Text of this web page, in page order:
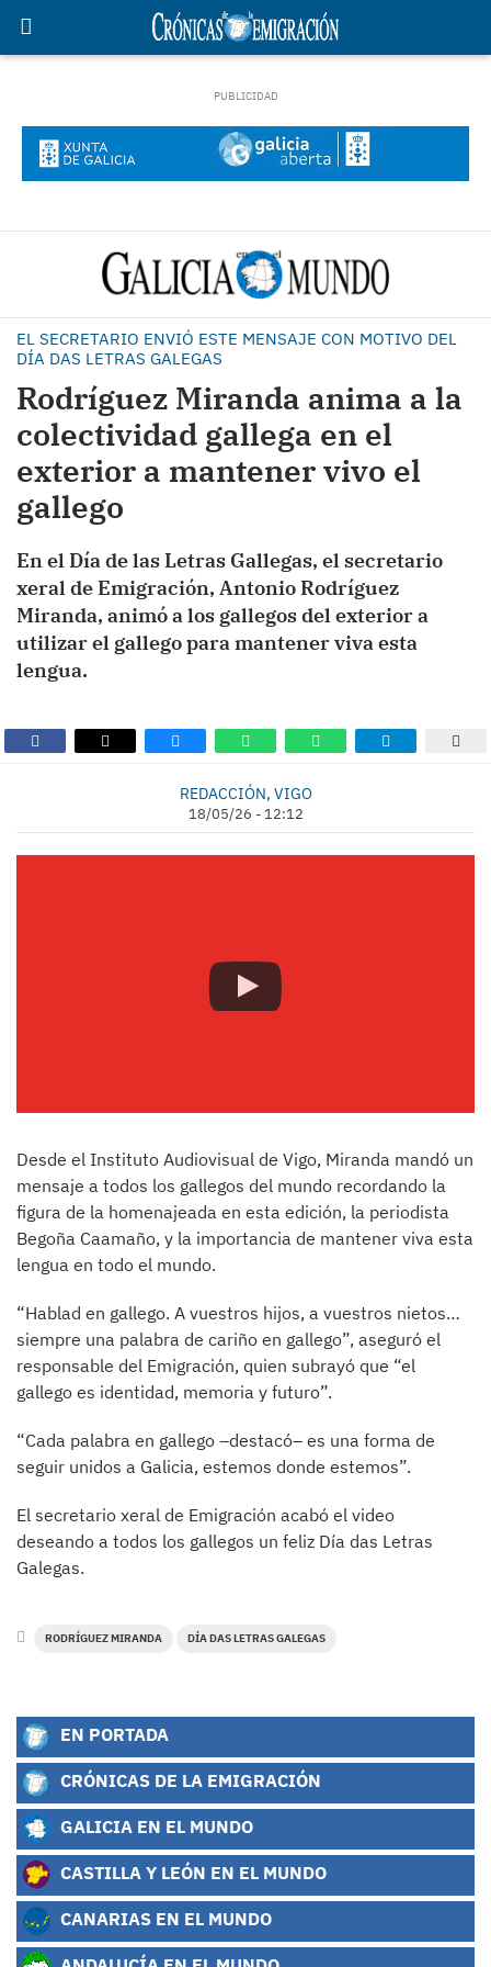
EL SECRETARIO ENVIÓ ESTE MENSAJE CON MOTIVO DEL
DÍA DAS LETRAS GALEGAS
Rodríguez Miranda anima a la
colectividad gallega en el
exterior a mantener vivo el
gallego
En el Día de las Letras Gallegas, el secretario
xeral de Emigración, Antonio Rodríguez
Miranda, animó a los gallegos del exterior a
utilizar el gallego para mantener viva esta
lengua.
REDACCIÓN, VIGO
18/05/26 - 12:12
Desde el Instituto Audiovisual de Vigo, Miranda mandó un
mensaje a todos los gallegos del mundo recordando la
figura de la homenajeada en esta edición, la periodista
Begoña Caamaño, y la importancia de mantener viva esta
lengua en todo el mundo.
“Hablad en gallego. A vuestros hijos, a vuestros nietos…
siempre una palabra de cariño en gallego”, aseguró el
responsable del Emigración, quien subrayó que “el
gallego es identidad, memoria y futuro”.
“Cada palabra en gallego –destacó– es una forma de
seguir unidos a Galicia, estemos donde estemos”.
El secretario xeral de Emigración acabó el video
deseando a todos los gallegos un feliz Día das Letras
Galegas.
RODRÍGUEZ MIRANDA DÍA DAS LETRAS GALEGAS
EN PORTADA
CRÓNICAS DE LA EMIGRACIÓN
GALICIA EN EL MUNDO
CASTILLA Y LEÓN EN EL MUNDO
CANARIAS EN EL MUNDO